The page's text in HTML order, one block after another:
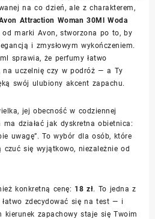
na co dzień, ale z charakterem,
Attraction Woman 30Ml Woda
od marki Avon, stworzona po to, by
i zmysłowym wykończeniem.
sprawia, że perfumy łatwo
na uczelnię czy w podróż — a Ty
swój ulubiony akcent zapachu.
jej obecność w codziennej
działać jak dyskretna obietnica:
uwagę”. To wybór dla osób, które
się wyjątkowo, niezależnie od
konkretną cenę: 18 zł. To jedna z
zdecydować się na test — i
kierunek zapachowy staje się Twoim